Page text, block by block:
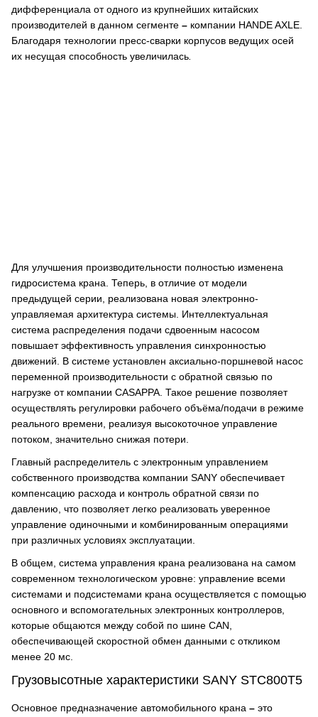
дифференциала от одного из крупнейших китайских
производителей в данном сегменте – компании HANDE AXLE.
Благодаря технологии пресс-сварки корпусов ведущих осей
их несущая способность увеличилась
Для улучшения производительности полностью изменена
гидросистема крана. Теперь, в отличие от модели
предыдущей серии, реализована новая электронно-
управляемая архитектура системы. Интеллектуальная
система распределения подачи сдвоенным насосом
повышает эффективность управления синхронностью
движений. В системе установлен аксиально-поршневой насос
переменной производительности с обратной связью по
нагрузке от компании CASAPPA. Такое решение позволяет
осуществлять регулировки рабочего объёма/подачи в режиме
реального времени, реализуя высокоточное управление
потоком, значительно снижая потери.
Главный распределитель с электронным управлением
собственного производства компании SANY обеспечивает
компенсацию расхода и контроль обратной связи по
давлению, что позволяет легко реализовать уверенное
управление одиночными и комбинированным операциями
при различных условиях эксплуатации.
В общем, система управления крана реализована на самом
современном технологическом уровне: управление всеми
системами и подсистемами крана осуществляется с помощью
основного и вспомогательных электронных контроллеров,
которые общаются между собой по шине CAN,
обеспечивающей скоростной обмен данными с откликом
менее 20 мс.
Грузовысотные характеристики SANY STC800T5
Основное предназначение автомобильного крана – это